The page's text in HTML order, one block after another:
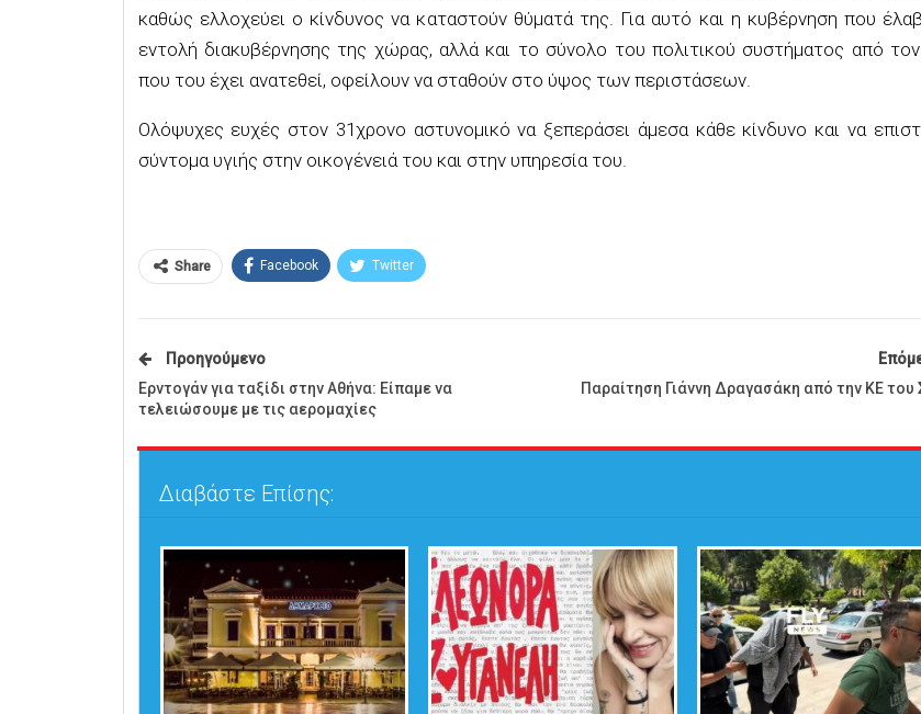
καθώς ελλοχεύει ο κίνδυνος να καταστούν θύματά της. Για αυτό και η κυβέρνηση που
εντολή διακυβέρνησης της χώρας, αλλά και το σύνολο του πολιτικού συστήματος από
που του έχει ανατεθεί, οφείλουν να σταθούν στο ύψος των περιστάσεων.
Ολόψυχες ευχές στον 31χρονο αστυνομικό να ξεπεράσει άμεσα κάθε κίνδυνο και να
σύντομα υγιής στην οικογένειά του και στην υπηρεσία του.
Share Facebook Twitter
Προηγούμενο
Ερντογάν για ταξίδι στην Αθήνα: Είπαμε να
τελειώσουμε με τις αερομαχίες
Παραίτηση Γιάννη Δραγασάκη από την ΚΕ του
Διαβάστε Επίσης: